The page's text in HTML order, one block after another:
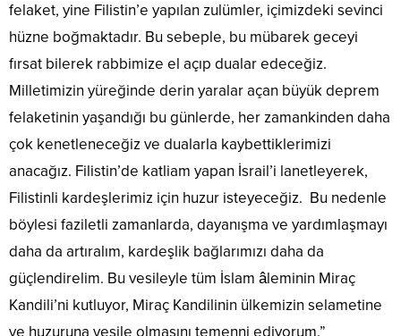
felaket, yine Filistin’e yapılan zulümler, içimizdeki sevinci
hüzne boğmaktadır. Bu sebeple, bu mübarek geceyi
fırsat bilerek rabbimize el açıp dualar edeceğiz.
Milletimizin yüreğinde derin yaralar açan büyük deprem
felaketinin yaşandığı bu günlerde, her zamankinden daha
çok kenetleneceğiz ve dualarla kaybettiklerimizi
anacağız. Filistin’de katliam yapan İsrail’i lanetleyerek,
Filistinli kardeşlerimiz için huzur isteyeceğiz. Bu nedenle
böylesi faziletli zamanlarda, dayanışma ve yardımlaşmayı
daha da artıralım, kardeşlik bağlarımızı daha da
güçlendirelim. Bu vesileyle tüm İslam âleminin Miraç
Kandili’ni kutluyor, Miraç Kandilinin ülkemizin selametine
ve huzuruna vesile olmasını temenni ediyorum.”